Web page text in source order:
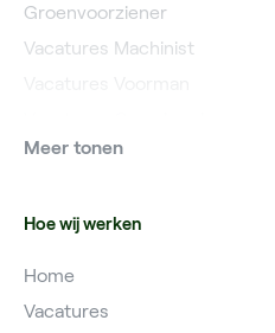
Groenvoorziener
Vacatures Machinist
Vacatures Planner
Meer tonen
Hoe wij werken
Home
Vacatures